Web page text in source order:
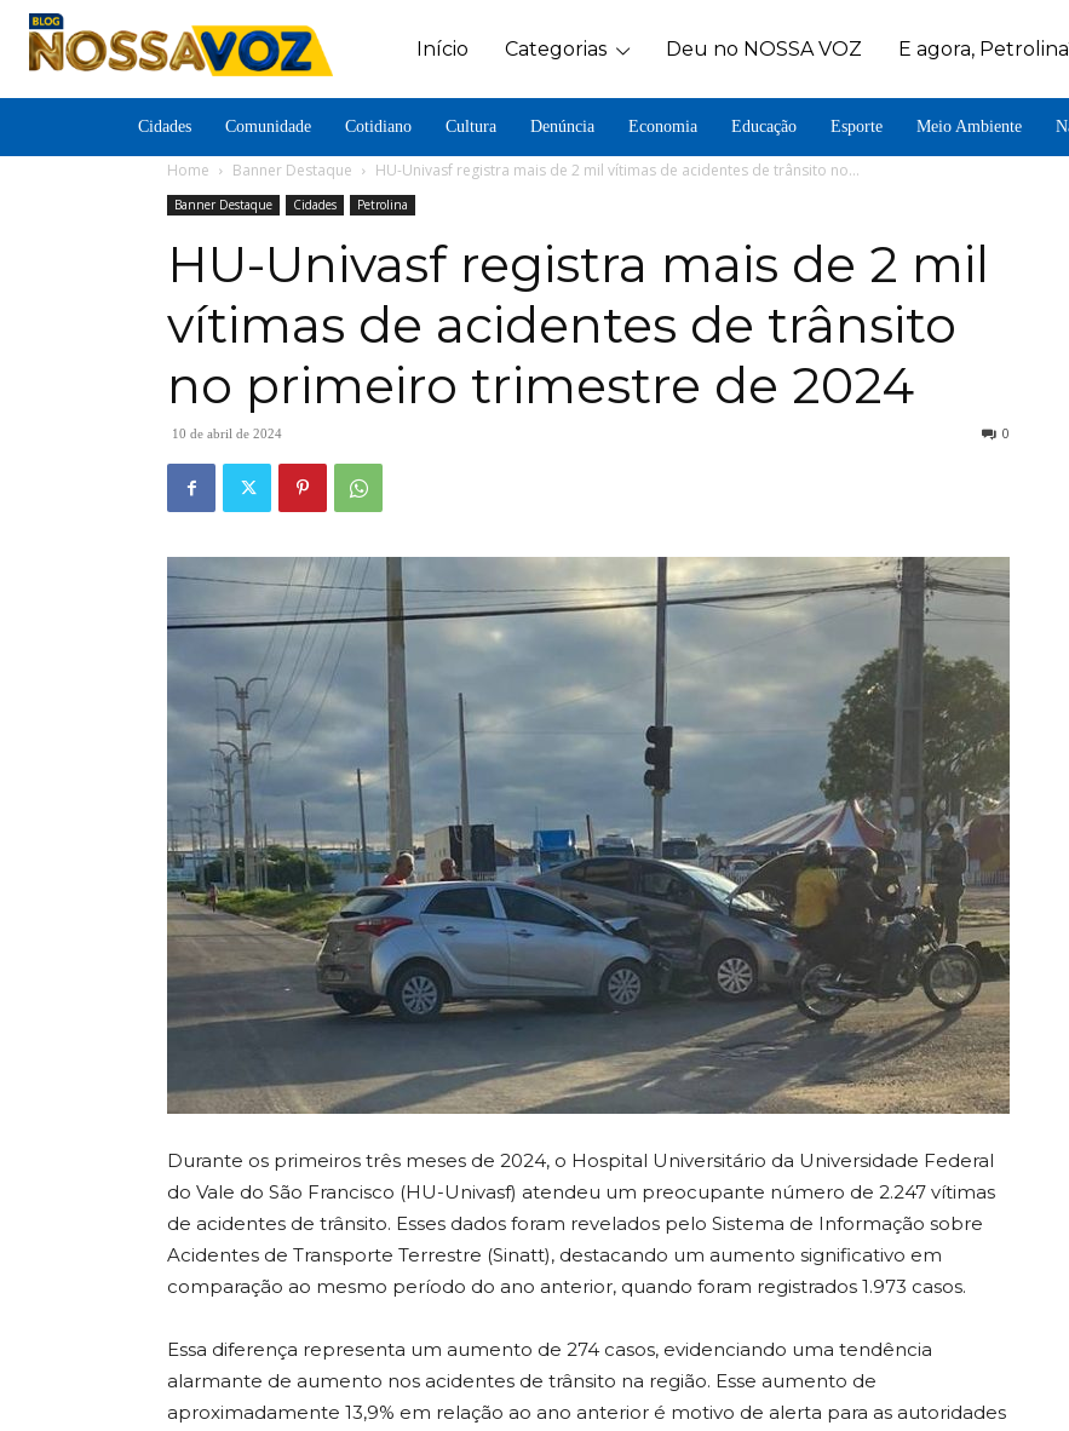
Início Categorias Deu no NOSSA VOZ E agora,
Cidades Comunidade Cotidiano Cultura Denúncia Economia Educação Esporte Meio Ambiente
Home Banner Destaque HU-Univasf registra mais de 2 mil vítimas de acidentes de trânsito no...
Banner Destaque Cidades Petrolina
HU-Univasf registra mais de 2 mil
vítimas de acidentes de trânsito
no primeiro trimestre de 2024
10 de abril de 2024 0
Durante os primeiros três meses de 2024, o Hospital Universitário da Universidade Federal
do Vale do São Francisco (HU-Univasf) atendeu um preocupante número de 2.247 vítimas
de acidentes de trânsito. Esses dados foram revelados pelo Sistema de Informação sobre
Acidentes de Transporte Terrestre (Sinatt), destacando um aumento significativo em
comparação ao mesmo período do ano anterior, quando foram registrados 1.973 casos.
Essa diferença representa um aumento de 274 casos, evidenciando uma tendência
alarmante de aumento nos acidentes de trânsito na região. Esse aumento de
aproximadamente 13,9% em relação ao ano anterior é motivo de alerta para as autoridades